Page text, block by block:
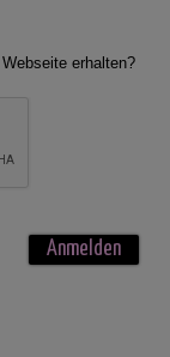
erhalten?